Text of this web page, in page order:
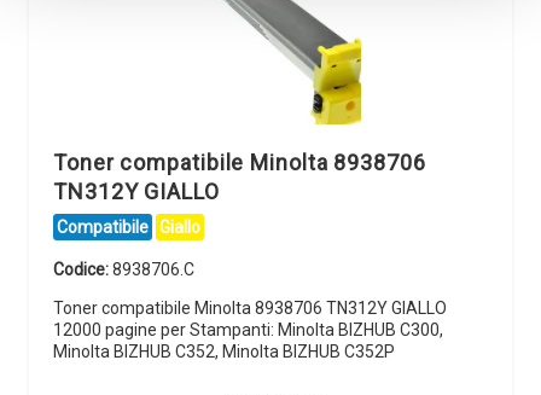
Toner compatibile Minolta 8938706
TN312Y GIALLO
Compatibile Giallo
Codice:8938706.C
Toner compatibile Minolta 8938706 TN312Y GIALLO
12000 pagine per Stampanti: Minolta BIZHUB C300,
Minolta BIZHUB C352, Minolta BIZHUB C352P